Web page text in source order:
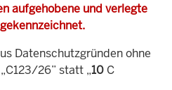
aufgehobene und verlegte
Datenschutzgründen ohne
26” statt „10 C